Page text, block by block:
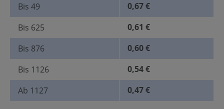
Bis 49
0,67 €
Bis 625
0,61 €
Bis 876
0,60 €
Bis 1126
0,54 €
Ab 1127 0,47 €